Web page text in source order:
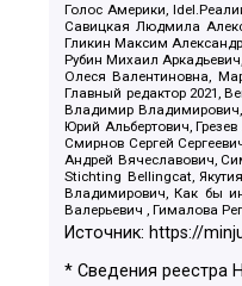
Голос Америки,
Савицкая Людмила
Гликин Максим
Рубин Михаил
Олеся Валентиновна,
Главный редактор 2021,
Владимир Владимирович,
Юрий Альбертович,
Смирнов Сергей
Андрей Вячеславович,
Stichting Bellingcat,
Владимирович, Как бы
Валерьевич , Гималова
Источник:https://
* Сведения реестра